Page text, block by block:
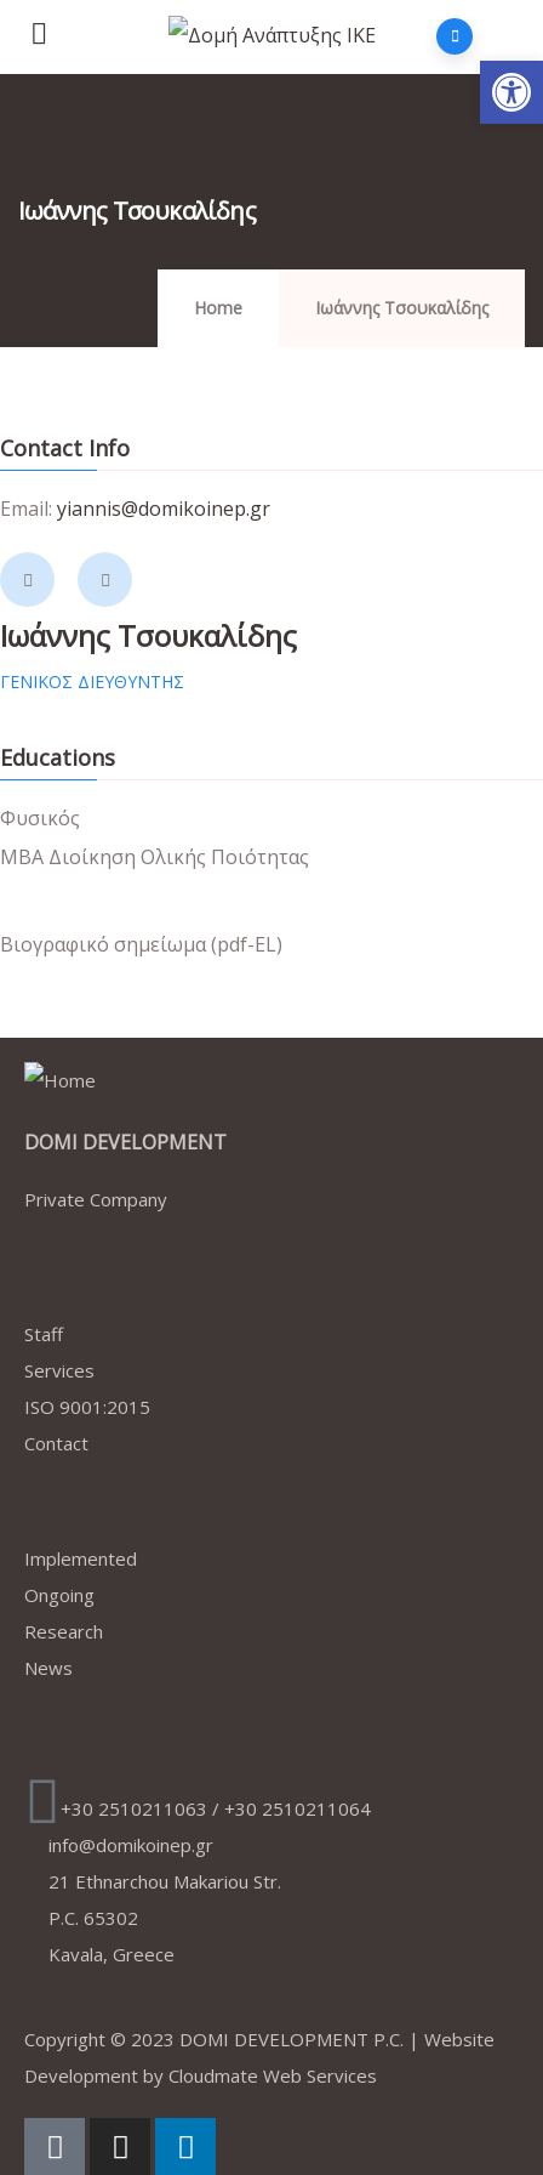
Ιωάννης Τσουκαλίδης
Home Ιωάννης Τσουκαλίδης
Contact Info
Email: yiannis@domikoinep.gr
Ιωάννης Τσουκαλίδης
ΓΕΝΙΚΌΣ ΔΙΕΥΘΥΝΤΉΣ
Educations
Φυσικός
MBA Διοίκηση Ολικής Ποιότητας
Βιογραφικό σημείωμα (pdf-EL)
DOMI DEVELOPMENT
Private Company
Staff
Services
ISO 9001:2015
Contact
Implemented
Ongoing
Research
News
+30 2510211063 / +30 2510211064
info@domikoinep.gr
21 Ethnarchou Makariou Str.
P.C. 65302
Kavala, Greece
Copyright © 2023 DOMI DEVELOPMENT P.C. | Website
Development by Cloudmate Web Services